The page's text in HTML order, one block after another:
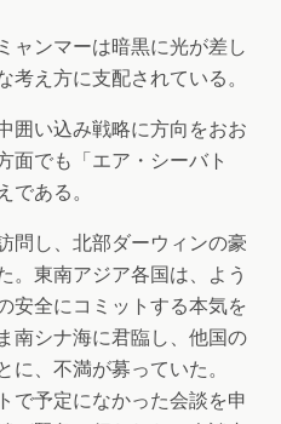
ャンマーは暗黒に光が差し
え方に支配されている。
囲い込み戦略に方向をおお
面でも「エア・シーバト
である。
問し、北部ダーウィンの豪
。東南アジア各国は、よう
安全にコミットする本気を
南シナ海に君臨し、他国の
、不満が募っていた。
で予定になかった会談を申